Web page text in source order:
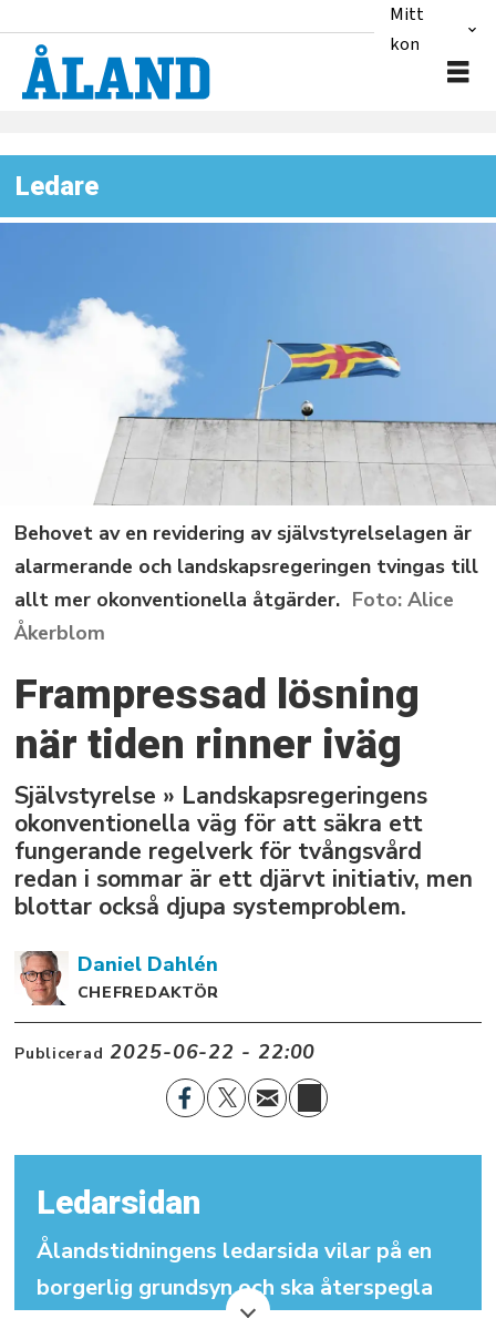
Mitt
konto
Ledare
Behovet av en revidering av självstyrelselagen är
alarmerande och landskapsregeringen tvingas till
allt mer okonventionella åtgärder.
Alice
Åkerblom
Frampressad lösning
när tiden rinner iväg
Självstyrelse » Landskapsregeringens
okonventionella väg för att säkra ett
fungerande regelverk för tvångsvård
redan i sommar är ett djärvt initiativ, men
blottar också djupa systemproblem.
Daniel Dahlén
CHEFREDAKTÖR
Publicerad 2025-06-22 - 22:00
Ledarsidan
Ålandstidningens ledarsida vilar på en
borgerlig grundsyn och ska återspegla